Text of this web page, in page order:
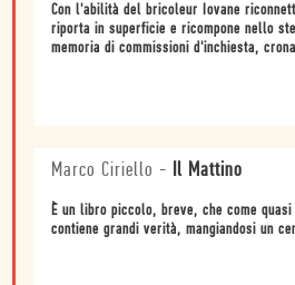
Con l'abilità del bricoleur Iovane
riporta in superficie e ricompone nello
memoria di commissioni d'inchiesta,
Marco Ciriello - Il Mattino
È un libro piccolo, breve, che come
contiene grandi verità, mangiandosi un